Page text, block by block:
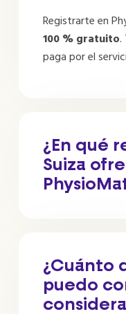
Registrarte en
100 % gratuito.
paga por el
¿En qué
Suiza
¿Cuánto
puedo